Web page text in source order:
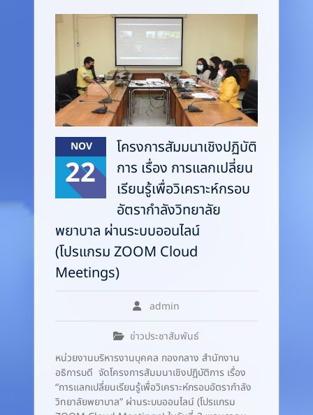
NOV
22
โครงการสัมมนาเชิงปฏิบัติ
การ เรื่อง การแลกเปลี่ยน
เรียนรู้เพื่อวิเคราะห์กรอบ
อัตรากำลังวิทยาลัย
พยาบาล ผ่านระบบออนไลน์
(โปรแกรม ZOOM Cloud
Meetings)
admin
ข่าวประชาสัมพันธ์
หน่วยงานบริหารงานบุคคล กองกลาง สำนักงาน
อธิการบดี จัดโครงการสัมมนาเชิงปฏิบัติการ เรื่อง
“การแลกเปลี่ยนเรียนรู้เพื่อวิเคราะห์กรอบอัตรากำลัง
วิทยาลัยพยาบาล” ผ่านระบบออนไลน์ (โปรแกรม